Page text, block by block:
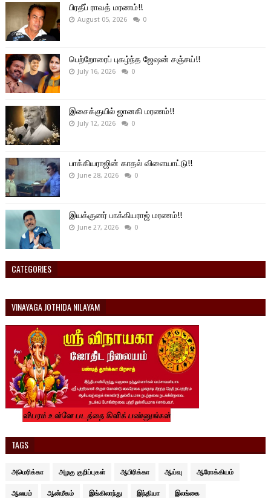
பிரதீப் ராவத் மரணம்!!
August 05, 2026 0
பெற்றோரைப் புகழ்ந்த ஜேஷன் சஞ்சய்!!
July 16, 2026 0
இசைக்குயில் ஜானகி மரணம்!!
July 12, 2026 0
பாக்கியராஜின் காதல் விளையாட்டு!!
June 28, 2026 0
இயக்குனர் பாக்கியராஜ் மரணம்!!
June 27, 2026 0
CATEGORIES
VINAYAGA JOTHIDA NILAYAM
TAGS
அமெரிக்கா அழகு குறிப்புகள் ஆபிரிக்கா ஆய்வு ஆரோக்கியம்
ஆலயம் ஆன்மீகம் இங்கிலாந்து இந்தியா இலங்கை